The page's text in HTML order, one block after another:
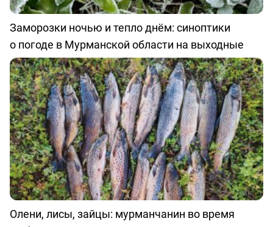
Заморозки ночью и тепло днём: синоптики
о погоде в Мурманской области на выходные
Олени, лисы, зайцы: мурманчанин во время